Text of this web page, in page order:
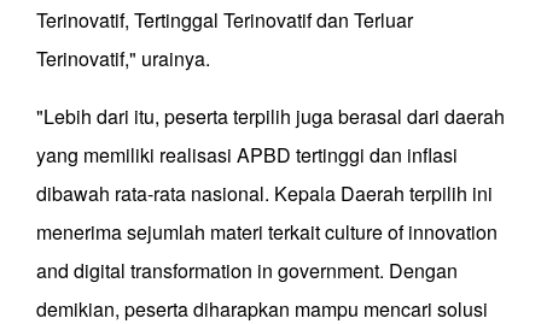
Terinovatif, Tertinggal Terinovatif dan Terluar
Terinovatif," urainya.
"Lebih dari itu, peserta terpilih juga berasal dari daerah
yang memiliki realisasi APBD tertinggi dan inflasi
dibawah rata-rata nasional. Kepala Daerah terpilih ini
menerima sejumlah materi terkait culture of innovation
and digital transformation in government. Dengan
demikian, peserta diharapkan mampu mencari solusi